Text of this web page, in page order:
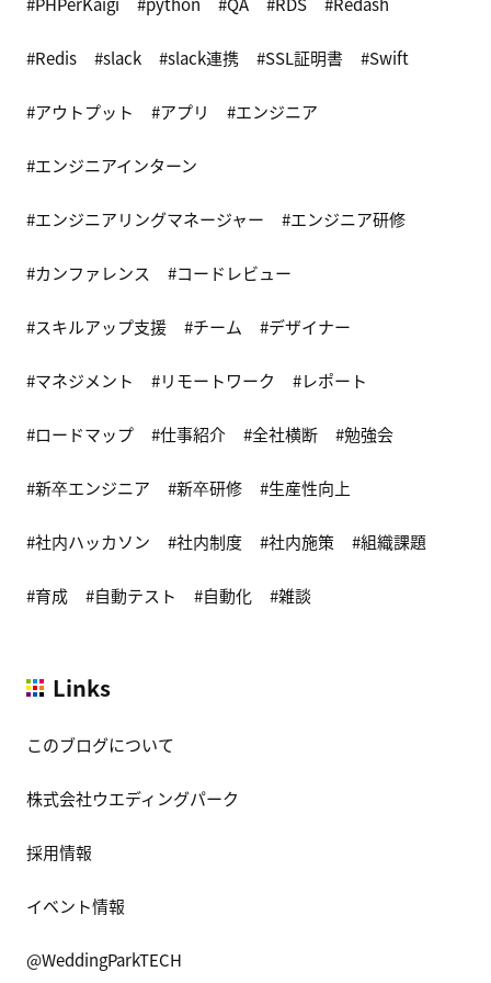
Redis slack slack連携 SSL証明書 Swift
アウトプット アプリ エンジニア
エンジニアインターン
エンジニアリングマネージャー エンジニア研修
カンファレンス コードレビュー
スキルアップ支援 チーム デザイナー
マネジメント リモートワーク レポート
ロードマップ 仕事紹介 全社横断 勉強会
新卒エンジニア 新卒研修 生産性向上
社内ハッカソン 社内制度 社内施策 組織課題
育成 自動テスト 自動化 雑談
Links
このブログについて
株式会社ウエディングパーク
採用情報
イベント情報
@WeddingParkTECH